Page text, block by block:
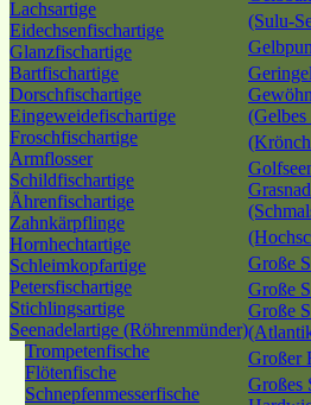
Lachsartige
Eidechsenfischartige
Glanzfischartige
Bartfischartige
Dorschfischartige
Eingeweidefischartige
Froschfischartige
Armflosser
Schildfischartige
Ährenfischartige
Zahnkärpflinge
Hornhechtartige
Schleimkopfartige
Petersfischartige
Stichlingsartige
Seenadelartige (Röhrenmünder)
Trompetenfische
Flötenfische
Schnepfenmesserfische
(Sulu-
(Gelbes
Große
Große
Große
Großer
Großes